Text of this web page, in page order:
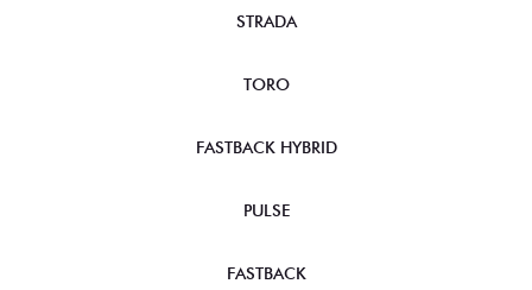
STRADA
TORO
FASTBACK HYBRID
PULSE
FASTBACK